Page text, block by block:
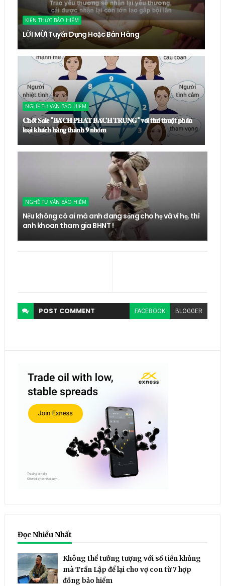
KIẾN THỨC BẢO HIỂM
LỜI MỜI Tuyển Dụng Hoặc Bán Hàng
NGHỀ TƯ VẤN BẢO HIỂM
𝐂𝐡𝐨̂́𝐭 𝐒𝐚𝐥𝐞 "𝐁𝐀́𝐂𝐇 𝐏𝐇𝐀́𝐓 𝐁𝐀́𝐂𝐇 𝐓𝐑𝐔́𝐍𝐆" 𝐯𝐨̛́𝐢 𝐭𝐡𝐮̉ 𝐭𝐡𝐮𝐚̣̂𝐭 𝐩𝐡𝐚̂𝐧
𝐥𝐨𝐚̣𝐢 𝐤𝐡𝐚́𝐜𝐡 𝐡𝐚̀𝐧𝐠 𝐭𝐡𝐚̀𝐧𝐡 𝟗 𝐧𝐡𝐨́𝐦
NGHỀ TƯ VẤN BẢO HIỂM
Nếu không có ai mà anh đang sống cho họ và vì họ, thì
anh khoan tham gia BHNT !
POST COMMENT FACEBOOK BLOGGER
Đọc Nhiều Nhất
Không thể tưởng tượng với số tiền khủng
mà Trần Lập để lại cho vợ con từ 7 hợp
đồng bảo hiểm